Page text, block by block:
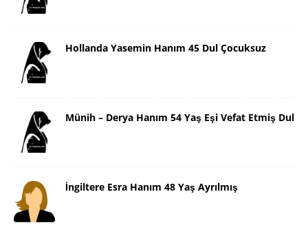
Hollanda Yasemin Hanım 45 Dul Çocuksuz
Münih – Derya Hanım 54 Yaş Eşi Vefat Etmiş Dul
İngiltere Esra Hanım 48 Yaş Ayrılmış